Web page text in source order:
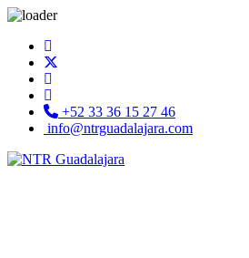
+52 33 36 15 27 46
info@ntrguadalajara.com